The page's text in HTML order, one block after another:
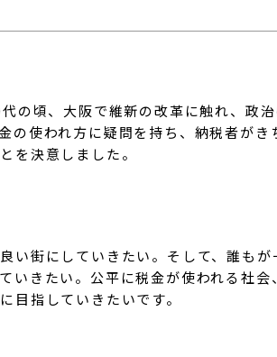
の頃、大阪で維新の改革に触れ、政
の使われ方に疑問を持ち、納税者がき
を決意しました。
い街にしていきたい。そして、誰も
いきたい。公平に税金が使われる社会
目指していきたいです。